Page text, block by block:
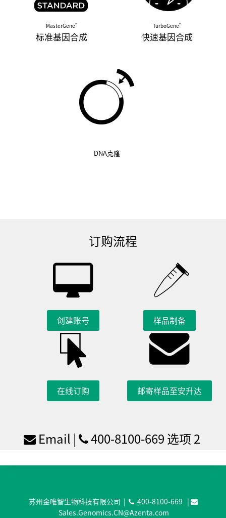
MasterGene®
标准基因合成
TurboGene®
快速基因合成
DNA克隆
订购流程
创建账号 样品制备
在线订购 邮寄样品至安升达
Email | 400-8100-669 选项 2
苏州金唯智生物科技有限公司 | 400-8100-669 |
Sales.Genomics.CN@Azenta.com